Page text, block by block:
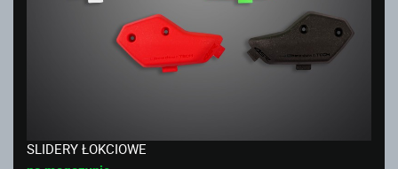
SLIDERY ŁOKCIOWE